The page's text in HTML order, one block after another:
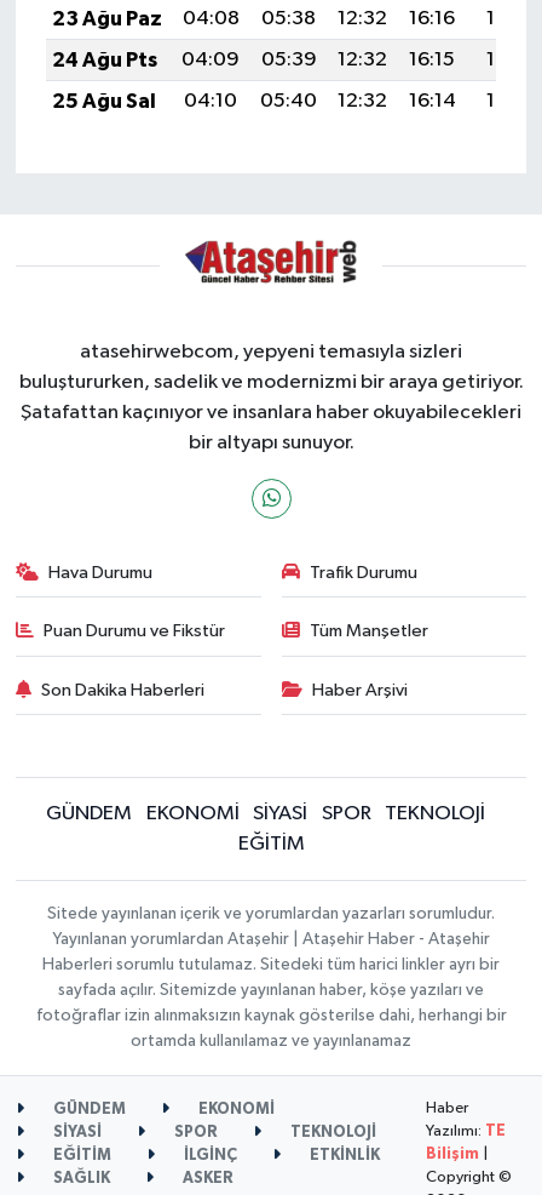
23 Ağu Paz
04:08 05:38 12:32 16:16
19:17
24 Ağu Pts
04:09 05:39 12:32 16:15
19:15
25 Ağu Sal
04:10 05:40 12:32 16:14 19:14
atasehirwebcom, yepyeni temasıyla sizleri
buluştururken, sadelik ve modernizmi bir araya getiriyor.
Şatafattan kaçınıyor ve insanlara haber okuyabilecekleri
bir altyapı sunuyor.
Hava Durumu Trafik Durumu
Puan Durumu ve Fikstür Tüm Manşetler
Son Dakika Haberleri Haber Arşivi
GÜNDEM EKONOMİ SİYASİ SPOR
TEKNOLOJİ
EĞİTİM
Sitede yayınlanan içerik ve yorumlardan yazarları sorumludur.
Yayınlanan yorumlardan Ataşehir | Ataşehir Haber - Ataşehir
Haberleri sorumlu tutulamaz. Sitedeki tüm harici linkler ayrı bir
sayfada açılır. Sitemizde yayınlanan haber, köşe yazıları ve
fotoğraflar izin alınmaksızın kaynak gösterilse dahi, herhangi bir
ortamda kullanılamaz ve yayınlanamaz
GÜNDEM
EKONOMİ
SİYASİ
SPOR
TEKNOLOJİ
EĞİTİM
İLGİNÇ
ETKİNLİK
SAĞLIK
ASKER
Haber
Yazılımı:
TE
Bilişim
Copyright ©